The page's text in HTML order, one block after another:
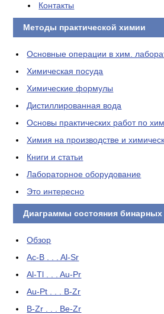
Контакты
Методы практической химии
Основные операции в хим.
Химическая посуда
Химические формулы
Дистиллированная вода
Основы практических работ по
Химия на производстве и
Книги и статьи
Лабораторное оборудование
Это интересно
Диаграммы состояния бинарных
Обзор
Ac-B . . . Al-Sr
Al-Tl . . . Au-Pr
Au-Pt . . . B-Zr
B-Zr . . . Be-Zr